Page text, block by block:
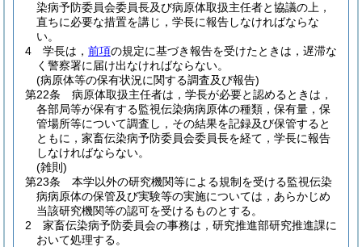
染病予防委員会委員長及び病原体取扱主任者と協議の上，
直ちに必要な措置を講じ，学長に報告しなければならな
い。
4
学長は， 前項の規定に基づき報告を受けたときは，遅滞な
く警察署に届け出なければならない。
(病原体等の保有状況に関する調査及び報告)
第22条
病原体取扱主任者は，学長が必要と認めるときは，
各部局等が保有する監視伝染病病原体の種類，保有量，保
管場所等について調査し，その結果を記録及び保管すると
ともに，家畜伝染病予防委員会委員長を経て，学長に報告
しなければならない。
(雑則)
第23条
本学以外の研究機関等による規制を受ける監視伝染
病病原体の保管及び実験等の実施については，あらかじめ
当該研究機関等の認可を受けるものとする。
2
家畜伝染病予防委員会の事務は，研究推進部研究推進課に
おいて処理する。